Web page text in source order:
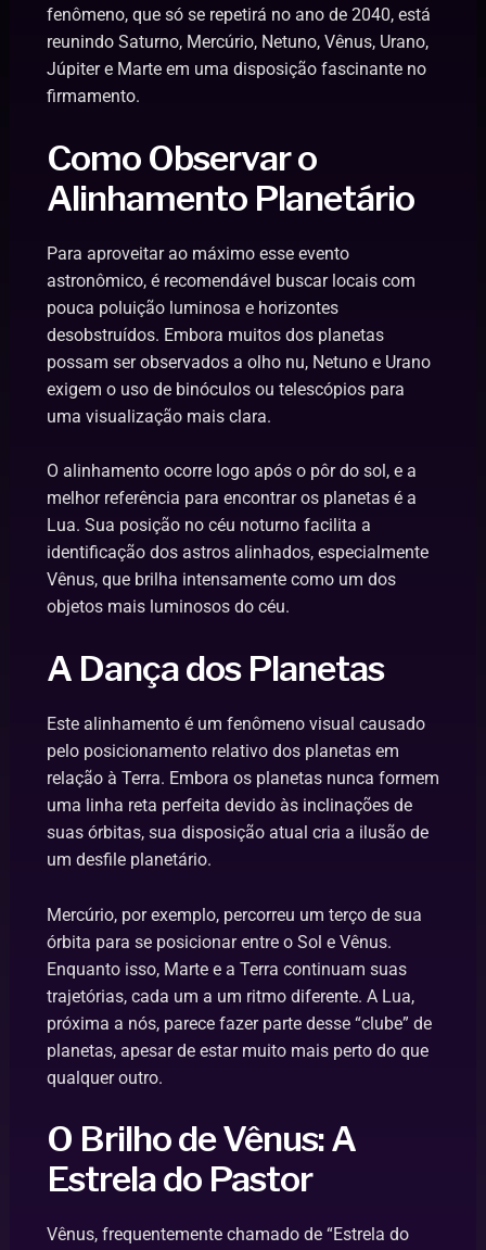
fenômeno, que só se repetirá no ano de 2040, está
reunindo Saturno, Mercúrio, Netuno, Vênus, Urano,
Júpiter e Marte em uma disposição fascinante no
firmamento.
Como Observar o
Alinhamento Planetário
Para aproveitar ao máximo esse evento
astronômico, é recomendável buscar locais com
pouca poluição luminosa e horizontes
desobstruídos. Embora muitos dos planetas
possam ser observados a olho nu, Netuno e Urano
exigem o uso de binóculos ou telescópios para
uma visualização mais clara.
O alinhamento ocorre logo após o pôr do sol, e a
melhor referência para encontrar os planetas é a
Lua. Sua posição no céu noturno facilita a
identificação dos astros alinhados, especialmente
Vênus, que brilha intensamente como um dos
objetos mais luminosos do céu.
A Dança dos Planetas
Este alinhamento é um fenômeno visual causado
pelo posicionamento relativo dos planetas em
relação à Terra. Embora os planetas nunca formem
uma linha reta perfeita devido às inclinações de
suas órbitas, sua disposição atual cria a ilusão de
um desfile planetário.
Mercúrio, por exemplo, percorreu um terço de sua
órbita para se posicionar entre o Sol e Vênus.
Enquanto isso, Marte e a Terra continuam suas
trajetórias, cada um a um ritmo diferente. A Lua,
próxima a nós, parece fazer parte desse “clube” de
planetas, apesar de estar muito mais perto do que
qualquer outro.
O Brilho de Vênus: A
Estrela do Pastor
Vênus, frequentemente chamado de “Estrela do